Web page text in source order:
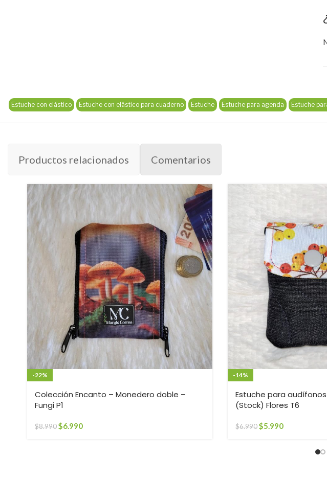
Estuche con elástico Estuche con elástico para cuaderno Estuche Estuche para agenda Estuche
Productos relacionados Comentarios
-22%
Colección Encanto – Monedero doble –
Fungi P1
$8.990$6.990
-14%
Estuche para
(Stock) Flores T6
$6.990$5.990